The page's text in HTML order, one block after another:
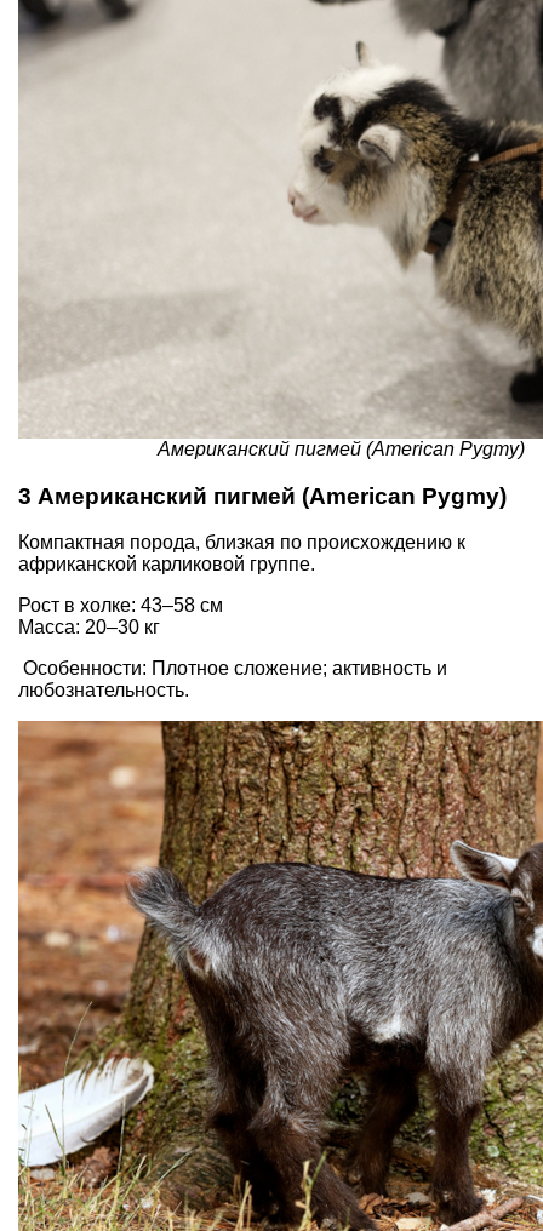
Американский пигмей (American Pygmy)
3 Американский пигмей (American Pygmy)
Компактная порода, близкая по происхождению к
африканской карликовой группе.
Рост в холке: 43–58 см
Масса: 20–30 кг
Особенности: Плотное сложение; активность и
любознательность.